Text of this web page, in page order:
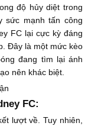
độ hủy diệt trong
sức mạnh tấn công
FC lại cực kỳ đáng
Đây là một mức kèo
đang tìm lại ánh
nên khác biệt.
FC:
lượt về. Tuy nhiên,